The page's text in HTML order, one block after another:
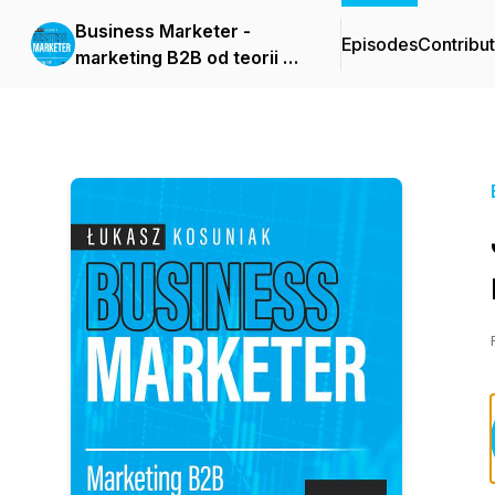
Business Marketer -
marketing B2B od teorii do
Episodes